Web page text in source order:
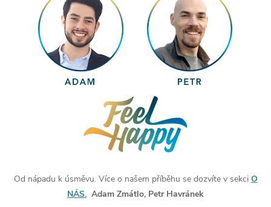
Od nápadu k úsměvu. Více o našem příběhu se dozvíte v sekci O
NÁS. Adam Zmátlo, Petr Havránek